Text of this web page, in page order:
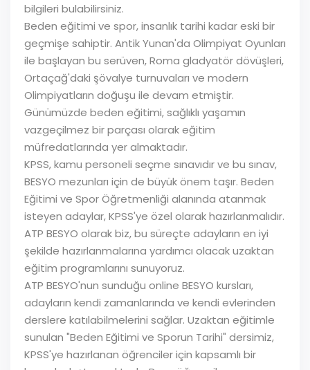
bilgileri bulabilirsiniz.
Beden eğitimi ve spor, insanlık tarihi kadar eski bir
geçmişe sahiptir. Antik Yunan'da Olimpiyat Oyunları
ile başlayan bu serüven, Roma gladyatör dövüşleri,
Ortaçağ'daki şövalye turnuvaları ve modern
Olimpiyatların doğuşu ile devam etmiştir.
Günümüzde beden eğitimi, sağlıklı yaşamın
vazgeçilmez bir parçası olarak eğitim
müfredatlarında yer almaktadır.
KPSS, kamu personeli seçme sınavıdır ve bu sınav,
BESYO mezunları için de büyük önem taşır. Beden
Eğitimi ve Spor Öğretmenliği alanında atanmak
isteyen adaylar, KPSS'ye özel olarak hazırlanmalıdır.
ATP BESYO olarak biz, bu süreçte adayların en iyi
şekilde hazırlanmalarına yardımcı olacak uzaktan
eğitim programlarını sunuyoruz.
ATP BESYO'nun sunduğu online BESYO kursları,
adayların kendi zamanlarında ve kendi evlerinden
derslere katılabilmelerini sağlar. Uzaktan eğitimle
sunulan "Beden Eğitimi ve Sporun Tarihi" dersimiz,
KPSS'ye hazırlanan öğrenciler için kapsamlı bir